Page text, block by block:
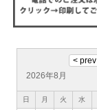
2026年8月
日 月 火 水